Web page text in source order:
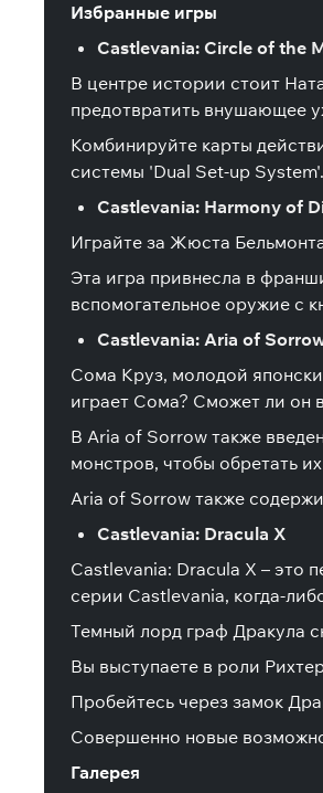
Избранные игры
Castlevania: Circle of the
В центре истории стоит
предотвратить внушающее
Комбинируйте карты
системы 'Dual Set-up System'.
Castlevania: Harmony of
Играйте за Жюста
Эта игра привнесла в
вспомогательное оружие с
Castlevania: Aria of
Сома Круз, молодой
играет Сома? Сможет ли он
В Aria of Sorrow также
монстров, чтобы обретать
Aria of Sorrow также
Castlevania: Dracula X
Castlevania: Dracula X – это
серии Castlevania, когда-
Темный лорд граф Дракула
Вы выступаете в роли
Пробейтесь через замок
Совершенно новые
Галерея